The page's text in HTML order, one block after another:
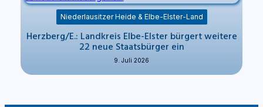
Niederlausitzer Heide & Elbe-Elster-Land
Herzberg/E.: Landkreis Elbe-Elster bürgert weitere
22 neue Staatsbürger ein
9. Juli 2026